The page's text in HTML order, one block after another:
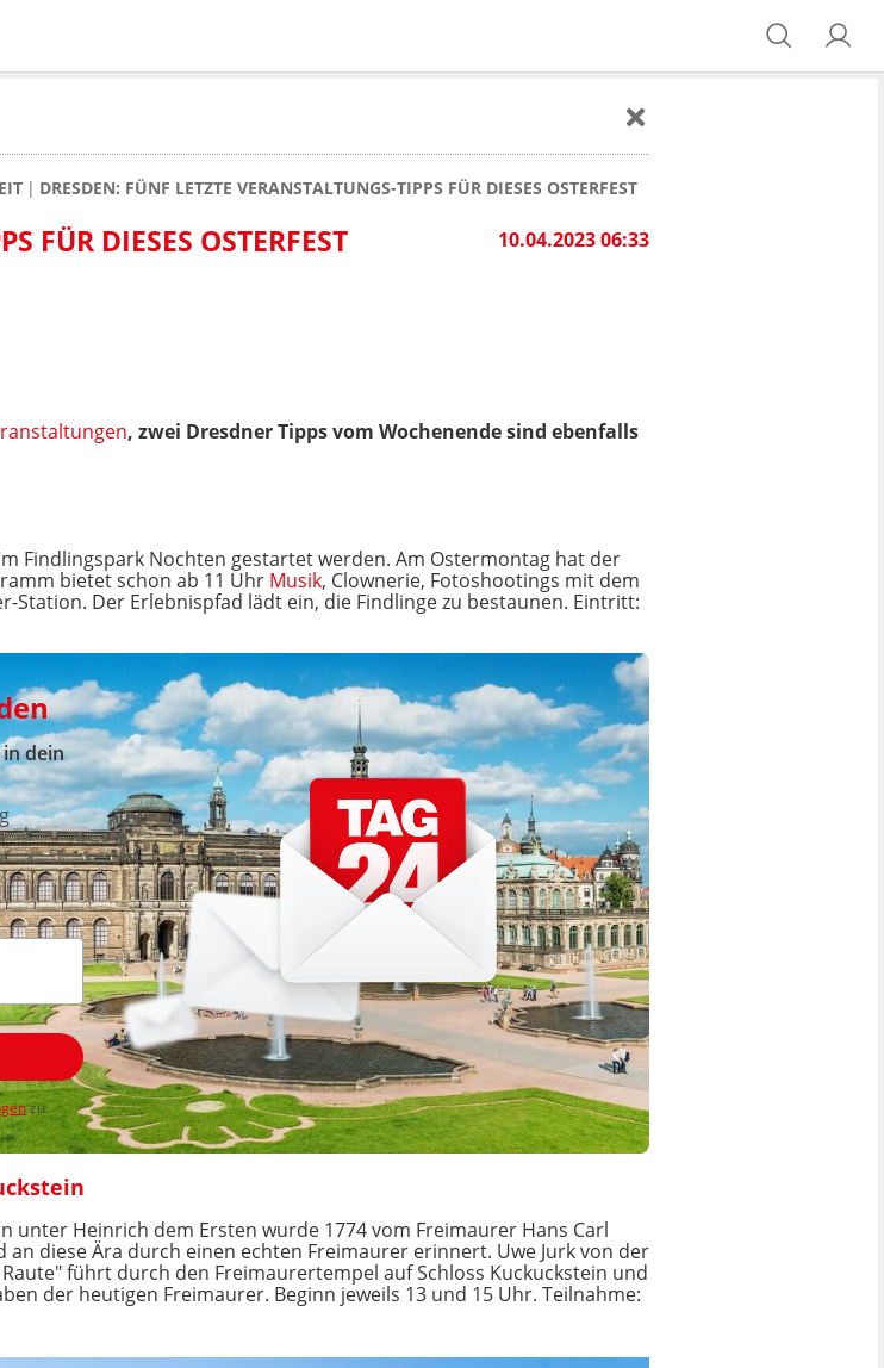
DRESDEN: FÜNF LETZTE VERANSTALTUNGS-TIPPS FÜR DIESES OSTERFEST
10.04.2023 06:33
FÜR DIESES OSTERFEST
, zwei Dresdner Tipps vom Wochenende sind ebenfalls
Findlingspark Nochten gestartet werden. Am Ostermontag hat der
bietet schon ab 11 Uhr Musik, Clownerie, Fotoshootings mit dem
Der Erlebnispfad lädt ein, die Findlinge zu bestaunen. Eintritt:
dein
zu.
unter Heinrich dem Ersten wurde 1774 vom Freimaurer Hans Carl
diese Ära durch einen echten Freimaurer erinnert. Uwe Jurk von der
führt durch den Freimaurertempel auf Schloss Kuckuckstein und
der heutigen Freimaurer. Beginn jeweils 13 und 15 Uhr. Teilnahme: